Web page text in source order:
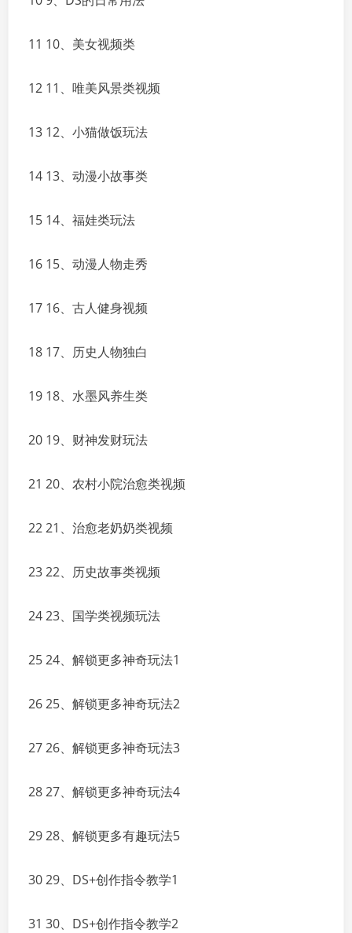
11 10、美女视频类
12 11、唯美风景类视频
13 12、小猫做饭玩法
14 13、动漫小故事类
15 14、福娃类玩法
16 15、动漫人物走秀
17 16、古人健身视频
18 17、历史人物独白
19 18、水墨风养生类
20 19、财神发财玩法
21 20、农村小院治愈类视频
22 21、治愈老奶奶类视频
23 22、历史故事类视频
24 23、国学类视频玩法
25 24、解锁更多神奇玩法1
26 25、解锁更多神奇玩法2
27 26、解锁更多神奇玩法3
28 27、解锁更多神奇玩法4
29 28、解锁更多有趣玩法5
30 29、DS+创作指令教学1
31 30、DS+创作指令教学2